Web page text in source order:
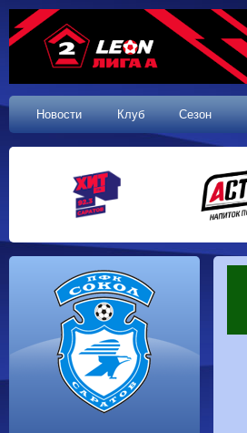
Новости Клуб Сезон